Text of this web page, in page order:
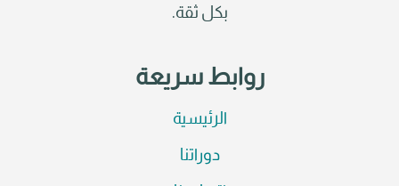
بكل ثقة.
روابط سريعة
الرئيسية
دوراتنا